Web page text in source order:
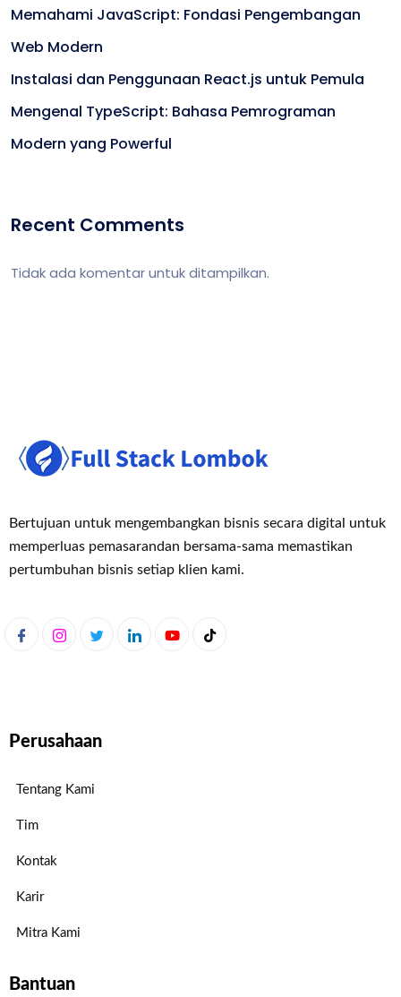
Memahami JavaScript: Fondasi Pengembangan
Web Modern
Instalasi dan Penggunaan React.js untuk Pemula
Mengenal TypeScript: Bahasa Pemrograman
Modern yang Powerful
Recent Comments
Tidak ada komentar untuk ditampilkan.
Bertujuan untuk mengembangkan bisnis secara digital untuk
memperluas pemasarandan bersama-sama memastikan
pertumbuhan bisnis setiap klien kami.
Perusahaan
Tentang Kami
Tim
Kontak
Karir
Mitra Kami
Bantuan